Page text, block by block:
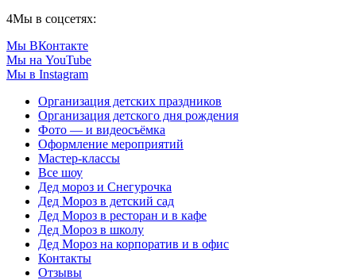
4Мы в соцсетях:
Мы ВКонтакте
Мы на YouTube
Мы в Instagram
Организация детских праздников
Организация детского дня рождения
Фото — и видеосъёмка
Оформление мероприятий
Мастер-классы
Все шоу
Дед мороз и Снегурочка
Дед Мороз в детский сад
Дед Мороз в ресторан и в кафе
Дед Мороз в школу
Дед Мороз на корпоратив и в офис
Контакты
Отзывы